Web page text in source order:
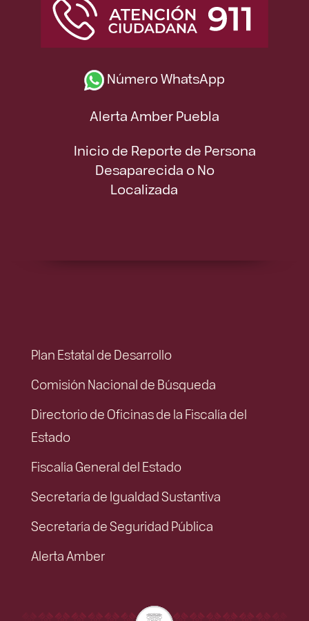
Número WhatsApp
Alerta Amber Puebla
Inicio de Reporte de Persona
Desaparecida o No
Localizada
Plan Estatal de Desarrollo
Comisión Nacional de Búsqueda
Directorio de Oficinas de la Fiscalía del
Estado
Fiscalía General del Estado
Secretaría de Igualdad Sustantiva
Secretaría de Seguridad Pública
Alerta Amber